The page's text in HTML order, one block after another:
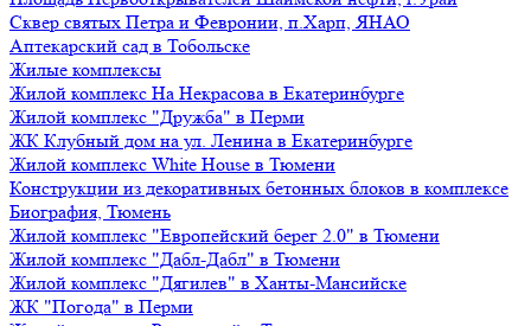
Сквер святых Петра и Февронии, п.Харп, ЯНАО
Аптекарский сад в Тобольске
Жилые комплексы
Жилой комплекс На Некрасова в Екатеринбурге
Жилой комплекс "Дружба" в Перми
ЖК Клубный дом на ул. Ленина в Екатеринбурге
Жилой комплекс White House в Тюмени
Конструкции из декоративных бетонных блоков в комплексе
Биография, Тюмень
Жилой комплекс "Европейский берег 2.0" в Тюмени
Жилой комплекс "Дабл-Дабл" в Тюмени
Жилой комплекс "Дягилев" в Ханты-Мансийске
ЖК "Погода" в Перми